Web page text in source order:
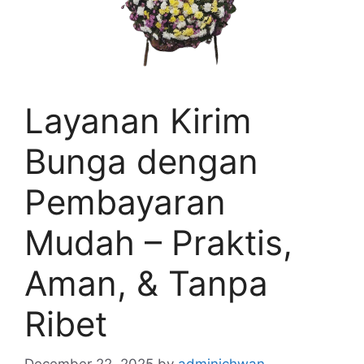
Layanan Kirim
Bunga dengan
Pembayaran
Mudah – Praktis,
Aman, & Tanpa
Ribet